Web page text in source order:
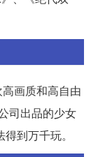
画质和高自由
司出品的少女
到万千玩。